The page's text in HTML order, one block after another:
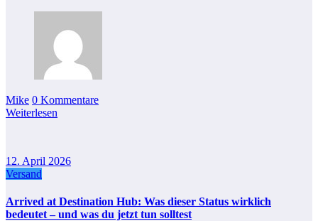
Mike 0 Kommentare
Weiterlesen
12. April 2026
Versand
Arrived at Destination Hub: Was dieser Status wirklich
bedeutet – und was du jetzt tun solltest